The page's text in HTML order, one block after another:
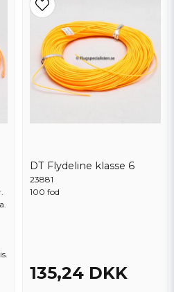
DT Flydeline klasse 6
23881
100 fod
135,24 DKK